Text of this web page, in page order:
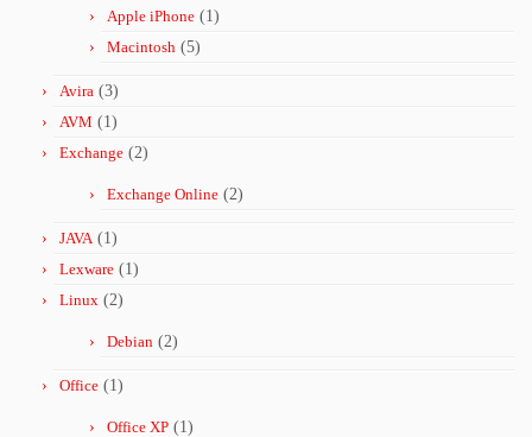
Apple iPhone (1)
Macintosh (5)
Avira (3)
AVM (1)
Exchange (2)
Exchange Online (2)
JAVA (1)
Lexware (1)
Linux (2)
Debian (2)
Office (1)
Office XP (1)